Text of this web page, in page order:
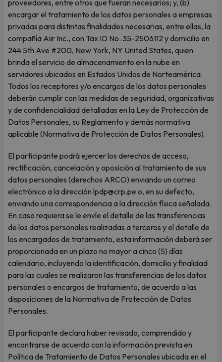
proveedores, entre otros que fueran necesarios; y, (b)
encargar el tratamiento de los datos personales a empresas
privadas para distintas finalidades necesarias, entre ellas, la
compañía Aiir Inc., con Tax ID No. 35-2506112 y domicilio en
244 5th Ave #200, New York, NY United States, quien
brinda el servicio de almacenamiento en la nube en
servidores ubicados en Estados Unidos de Norteamérica.
Todos los receptores y/o encargos de los datos personales
deberán cumplir con las medidas de seguridad, organizativas
y de confidencialidad detalladas en la Ley de Protección de
Datos Personales, su Reglamento y demás normativa
aplicable (Normativa de Protección de Datos Personales).
El participante podrá ejercer los derechos de acceso,
rectificación, cancelación y oposición al tratamiento de sus
datos personales (derechos ARCO) enviando un correo
electrónico a la dirección lpdp@crp.pe o, en su defecto,
enviando una correspondencia a la dirección física señalada.
En caso requiera se le envíe el detalle de las transferencias
de los datos personales realizadas a terceros y el detalle de
los encargados de tratamiento, esta información deberá ser
proporcionada en un plazo no mayor a cinco (5) días
calendario, incluyendo la identificación, domicilio y finalidad
para las cuales se realizaron las transferencias de los datos
personales o encargos de tratamiento, de acuerdo a las
disposiciones de la Normativa de Protección de Datos
Personales.
El participante declara haber revisado, comprendido y
encontrarse de acuerdo con la información prevista en
Política de Tratamiento de Datos Personales ubicada en el